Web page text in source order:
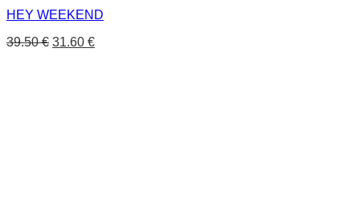
HEY WEEKEND
39.50€ 31.60 €